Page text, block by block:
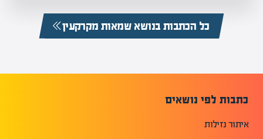
כל הכתבות בנושא שמאות מקרקעין
כתבות לפי נושאים
איתור נזילות